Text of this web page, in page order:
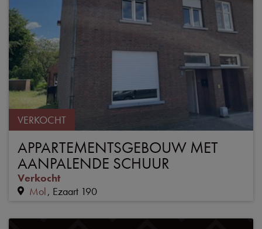
VERKOCHT
APPARTEMENTSGEBOUW MET
AANPALENDE SCHUUR
Verkocht
Mol Ezaart 190